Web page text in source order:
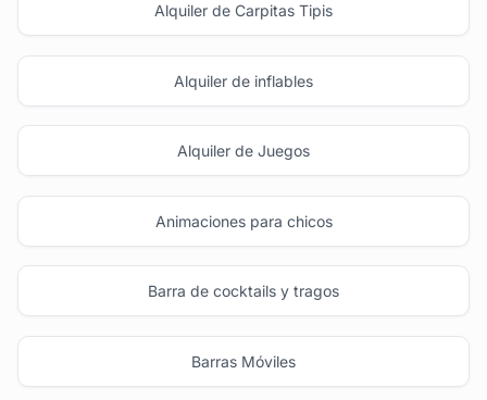
Alquiler de Carpitas Tipis
Alquiler de inflables
Alquiler de Juegos
Animaciones para chicos
Barra de cocktails y tragos
Barras Móviles